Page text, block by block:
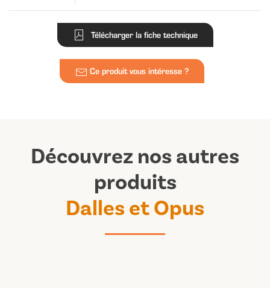
Télécharger la fiche technique
Ce produit vous intéresse ?
Découvrez nos autres
produits
Dalles et Opus